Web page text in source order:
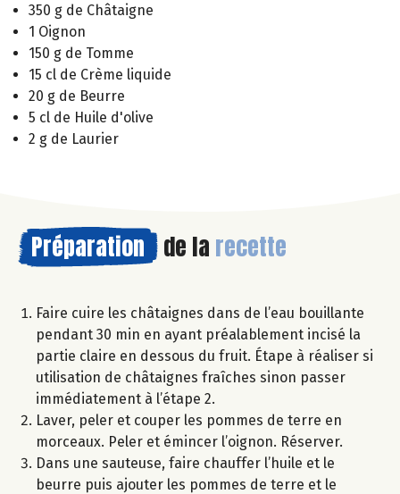
350 g de Châtaigne
1 Oignon
150 g de Tomme
15 cl de Crème liquide
20 g de Beurre
5 cl de Huile d'olive
2 g de Laurier
Préparation de la recette
Faire cuire les châtaignes dans de l’eau bouillante
pendant 30 min en ayant préalablement incisé la
partie claire en dessous du fruit. Étape à réaliser si
utilisation de châtaignes fraîches sinon passer
immédiatement à l’étape 2.
Laver, peler et couper les pommes de terre en
morceaux. Peler et émincer l’oignon. Réserver.
Dans une sauteuse, faire chauffer l’huile et le
beurre puis ajouter les pommes de terre et le